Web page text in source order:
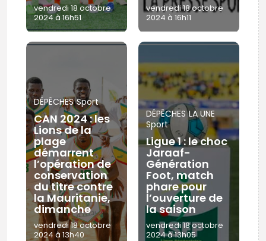
vendredi 18 octobre
2024 à 16h51
vendredi 18 octobre
2024 à 16h11
DÉPÊCHES Sport
CAN 2024 : les
Lions de la
plage
démarrent
l’opération de
conservation
du titre contre
la Mauritanie,
dimanche
vendredi 18 octobre
2024 à 13h40
DÉPÊCHES LA UNE
Sport
Ligue 1 : le choc
Jaraaf-
Génération
Foot, match
phare pour
l’ouverture de
la saison
vendredi 18 octobre
2024 à 13h05